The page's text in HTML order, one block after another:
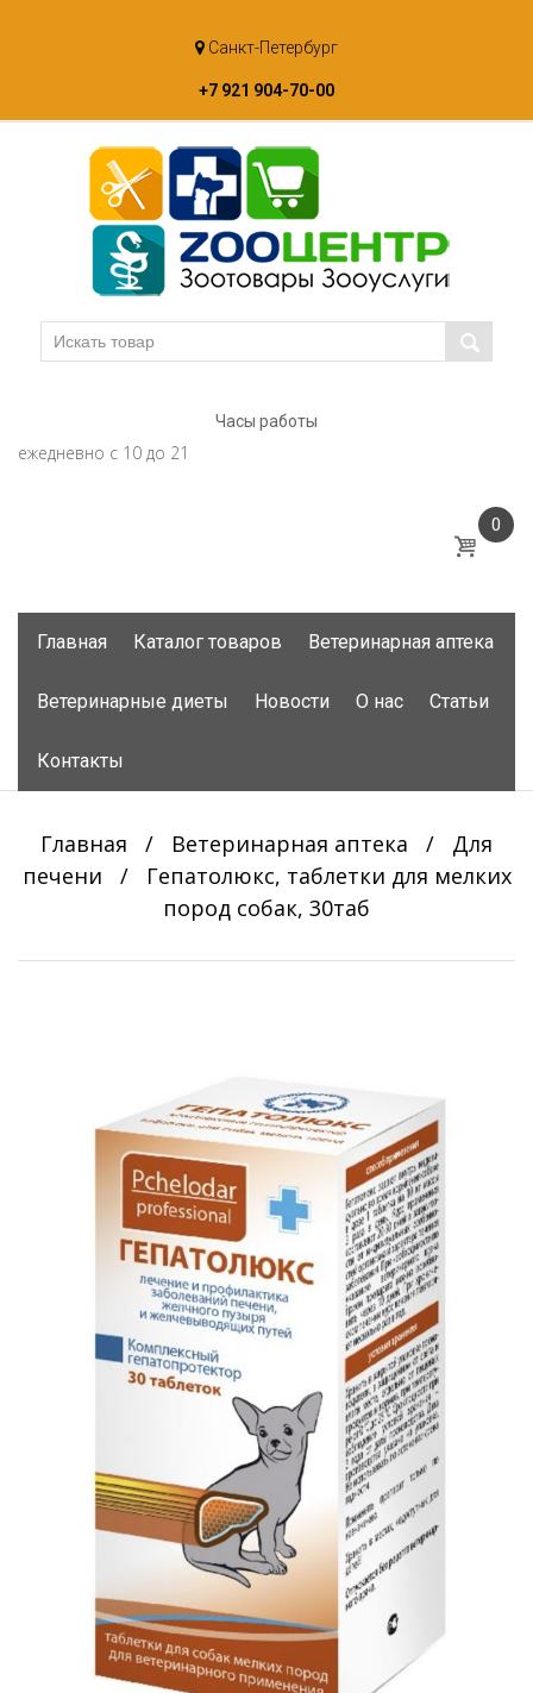
to
Санкт-Петербург
+7 921 904-70-00
Часы работы
ежедневно с 10 до 21
0
Главная Каталог товаров Ветеринарная аптека
Ветеринарные диеты Новости О нас Статьи
Контакты
Главная / Ветеринарная аптека /
Для
печени
/
Гепатолюкс, таблетки для мелких
пород собак, 30таб